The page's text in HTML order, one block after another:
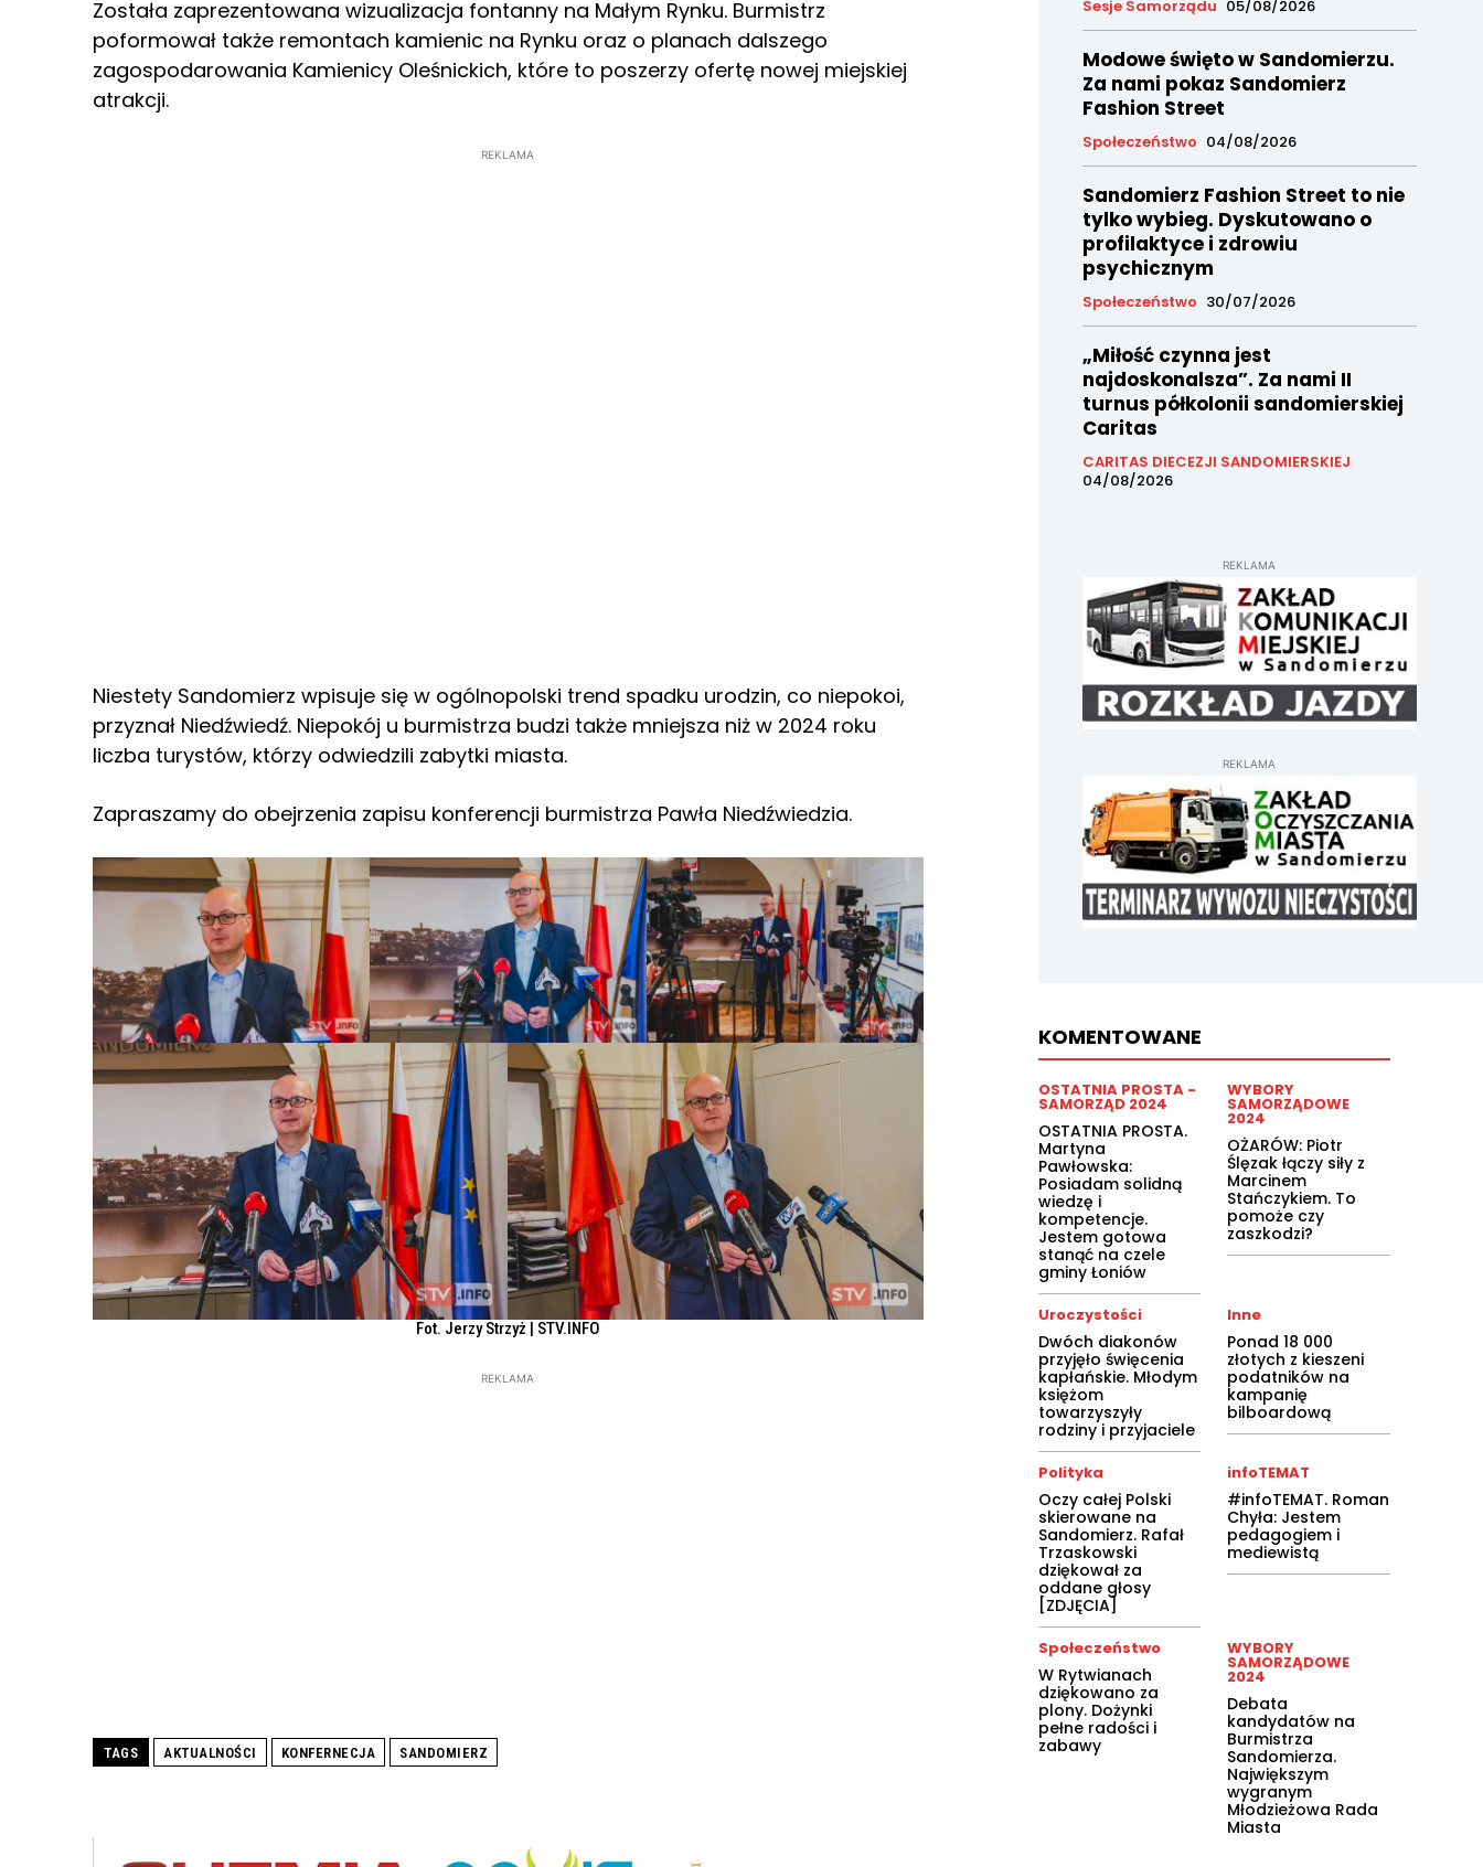
Została zaprezentowana wizualizacja fontanny na Małym Rynku. Burmistrz
poformował także remontach kamienic na Rynku oraz o planach dalszego
zagospodarowania Kamienicy Oleśnickich, które to poszerzy ofertę nowej miejskiej
atrakcji.
REKLAMA
Niestety Sandomierz wpisuje się w ogólnopolski trend spadku urodzin, co niepokoi,
przyznał Niedźwiedź. Niepokój u burmistrza budzi także mniejsza niż w 2024 roku
liczba turystów, którzy odwiedzili zabytki miasta.
Zapraszamy do obejrzenia zapisu konferencji burmistrza Pawła Niedźwiedzia.
Fot. Jerzy Strzyż | STV.INFO
REKLAMA
TAGS AKTUALNOŚCI KONFERNECJA SANDOMIERZ
Sesje Samorządu 05/08/2026
Modowe święto w Sandomierzu.
Za nami pokaz Sandomierz
Fashion Street
Społeczeństwo 04/08/2026
Sandomierz Fashion Street to nie
tylko wybieg. Dyskutowano o
profilaktyce i zdrowiu
psychicznym
Społeczeństwo 30/07/2026
„Miłość czynna jest
najdoskonalsza”. Za nami II
turnus półkolonii sandomierskiej
Caritas
CARITAS DIECEZJI SANDOMIERSKIEJ
04/08/2026
REKLAMA
REKLAMA
KOMENTOWANE
OSTATNIA PROSTA -
SAMORZĄD 2024
OSTATNIA PROSTA.
Martyna
Pawłowska:
Posiadam solidną
wiedzę i
kompetencje.
Jestem gotowa
stanąć na czele
gminy Łoniów
WYBORY
SAMORZĄDOWE
2024
OŻARÓW: Piotr
Ślęzak łączy siły z
Marcinem
Stańczykiem. To
pomoże czy
zaszkodzi?
Uroczystości
Dwóch diakonów
przyjęło święcenia
kapłańskie. Młodym
księżom
towarzyszyły
rodziny i przyjaciele
Inne
Ponad 18 000
złotych z kieszeni
podatników na
kampanię
bilboardową
Polityka
Oczy całej Polski
skierowane na
Sandomierz. Rafał
Trzaskowski
dziękował za
oddane głosy
[ZDJĘCIA]
infoTEMAT
#infoTEMAT. Roman
Chyła: Jestem
pedagogiem i
mediewistą
Społeczeństwo
W Rytwianach
dziękowano za
plony. Dożynki
pełne radości i
zabawy
WYBORY
SAMORZĄDOWE
2024
Debata
kandydatów na
Burmistrza
Sandomierza.
Największym
wygranym
Młodzieżowa Rada
Miasta